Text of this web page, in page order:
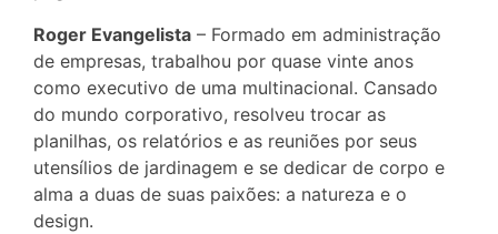
Roger Evangelista – Formado em administração
de empresas, trabalhou por quase vinte anos
como executivo de uma multinacional. Cansado
do mundo corporativo, resolveu trocar as
planilhas, os relatórios e as reuniões por seus
utensílios de jardinagem e se dedicar de corpo e
alma a duas de suas paixões: a natureza e o
design.